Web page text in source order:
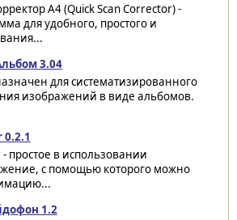
А4 (Quick Scan Corrector) -
для удобного, простого и
3.04
для систематизированного
изображений в виде альбомов.
0.2.1
простое в использовании
с помощью которого можно
1.2